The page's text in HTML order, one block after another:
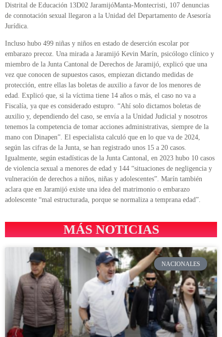
Distrital de Educación 13D02 JaramijóManta-Montecristi, 107 denuncias
de connotación sexual llegaron a la Unidad del Departamento de Asesoría
Jurídica.
Incluso hubo 499 niñas y niños en estado de deserción escolar por
embarazo precoz. Una mirada a Jaramijó Kevin Marín, psicólogo clínico y
miembro de la Junta Cantonal de Derechos de Jaramijó, explicó que una
vez que conocen de supuestos casos, empiezan dictando medidas de
protección, entre ellas las boletas de auxilio a favor de los menores de
edad. Explicó que, si la víctima tiene 14 años o más, el caso no va a
Fiscalía, ya que es considerado estupro. “Ahí solo dictamos boletas de
auxilio y, dependiendo del caso, se envía a la Unidad Judicial y nosotros
tenemos la competencia de tomar acciones administrativas, siempre de la
mano con Dinapen”. El especialista calculó que en lo que va de 2024,
según las cifras de la Junta, se han registrado unos 15 a 20 casos.
Igualmente, según estadísticas de la Junta Cantonal, en 2023 hubo 10 casos
de violencia sexual a menores de edad y 144 “situaciones de negligencia y
vulneración de derechos a niños, niñas y adolescentes”. Marín también
aclara que en Jaramijó existe una idea del matrimonio o embarazo
adolescente “mal estructurada, porque se normaliza a temprana edad”.
MÁS NOTICIAS
NACIONALES